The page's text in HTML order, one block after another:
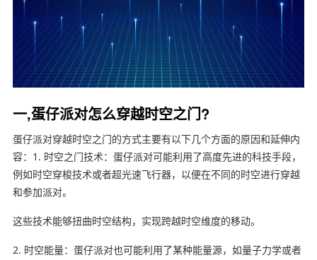
一,蛋仔派对怎么穿越时空之门?
蛋仔派对穿越时空之门的方式主要有以下几个方面的原因和延伸内
容：1. 时空之门技术：蛋仔派对可能利用了高度先进的科技手段，
例如时空穿梭技术或者超光速飞行器，以便在不同的时空进行穿越
和参加派对。
这些技术能够扭曲时空结构，实现跨越时空维度的移动。
2. 时空能量：蛋仔派对也可能利用了某种能量源，如量子力学或者